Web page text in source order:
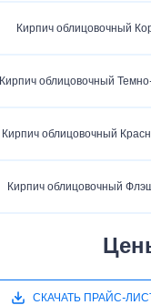
Кирпич облицовочный
Кирпич облицовочный
Кирпич облицовочный
Кирпич облицовочный
СКАЧАТЬ ПРАЙС-